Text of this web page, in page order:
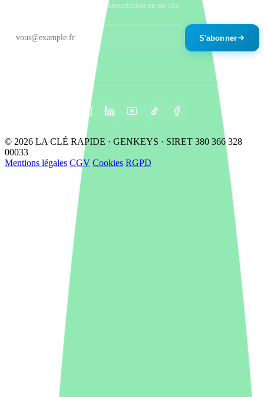
Un email par mois maximum. Désinscription en un clic.
S'abonner
© 2026 LA CLÉ RAPIDE · GENKEYS · SIRET 380 366 328
00033
Mentions légales CGV Cookies RGPD